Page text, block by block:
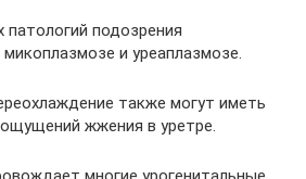
патологий подозрения
и уреаплазмозе.
также могут иметь
жжения в уретре.